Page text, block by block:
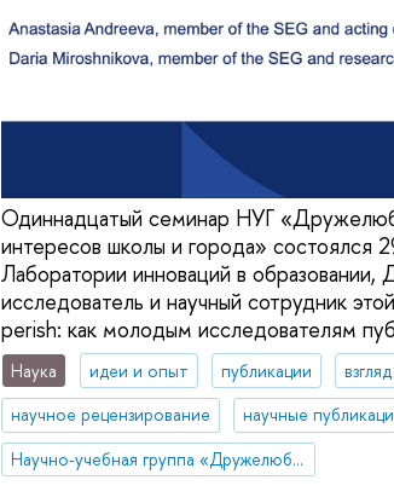
Одиннадцатый семинар НУГ
интересов школы и города» состоялся
Лаборатории инноваций в
исследователь и научный сотрудник
perish: как молодым исследователям
Наука идеи и опыт публикации
научное рецензирование
научные
Научно-учебная группа «Дружелюбная образовательная среда: на перекрестке интересов школы и города»